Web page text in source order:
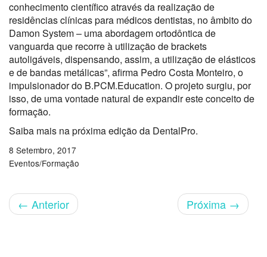
conhecimento científico através da realização de
residências clínicas para médicos dentistas, no âmbito do
Damon System – uma abordagem ortodôntica de
vanguarda que recorre à utilização de brackets
autoligáveis, dispensando, assim, a utilização de elásticos
e de bandas metálicas”, afirma Pedro Costa Monteiro, o
impulsionador do B.PCM.Education. O projeto surgiu, por
isso, de uma vontade natural de expandir este conceito de
formação.
Saiba mais na próxima edição da DentalPro.
8 Setembro, 2017
Eventos/Formação
← Anterior Próxima →